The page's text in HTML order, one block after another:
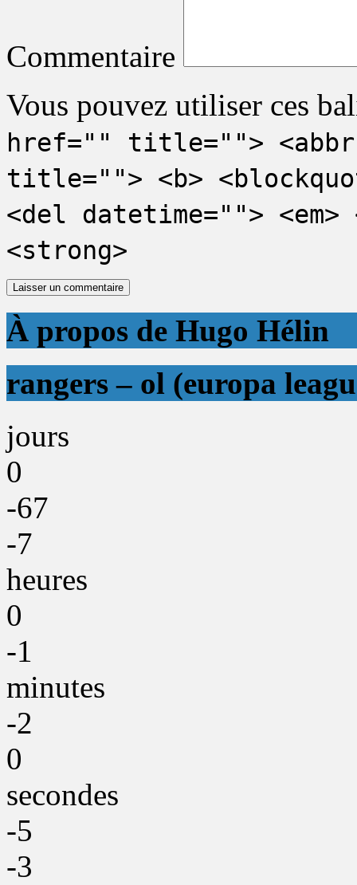
Commentaire
Vous pouvez utiliser ces
href="" title="">
title=""> <b>
<del datetime="">
<strong>
À propos de Hugo Hélin
rangers – ol (europa
jours
0
-67
-7
heures
0
-1
minutes
-2
0
secondes
-5
-3